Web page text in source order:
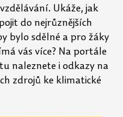
Ukáže, jak
do nejrůznějších
bylo sdělné a pro žáky
vás více? Na portále
naleznete i odkazy na
zdrojů ke klimatické